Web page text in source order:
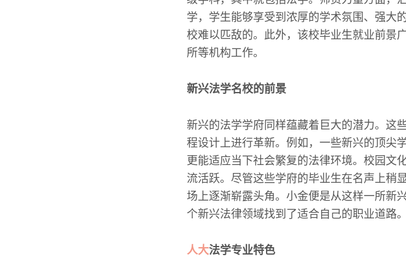
学，学生能够享受到浓厚的学术氛围、强大
校难以匹敌的。此外，该校毕业生就业前景
所等机构工作。
新兴法学名校的前景
新兴的法学学府同样蕴藏着巨大的潜力。这
程设计上进行革新。例如，一些新兴的顶尖
更能适应当下社会繁复的法律环境。校园文
流活跃。尽管这些学府的毕业生在名声上稍
场上逐渐崭露头角。小金便是从这样一所新
个新兴法律领域找到了适合自己的职业道路。
人大法学专业特色